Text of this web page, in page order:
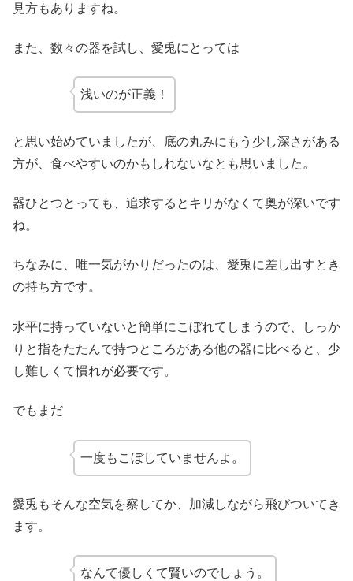
見方もありますね。
また、数々の器を試し、愛兎にとっては
浅いのが正義！
と思い始めていましたが、底の丸みにもう少し深さがある
方が、食べやすいのかもしれないなとも思いました。
器ひとつとっても、追求するとキリがなくて奥が深いです
ね。
ちなみに、唯一気がかりだったのは、愛兎に差し出すとき
の持ち方です。
水平に持っていないと簡単にこぼれてしまうので、しっか
りと指をたたんで持つところがある他の器に比べると、少
し難しくて慣れが必要です。
でもまだ
一度もこぼしていませんよ。
愛兎もそんな空気を察してか、加減しながら飛びついてき
ます。
なんて優しくて賢いのでしょう。